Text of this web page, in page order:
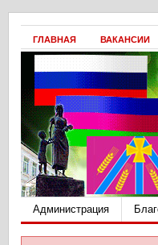
ГЛАВНАЯ ВАКАНСИИ
Администрация